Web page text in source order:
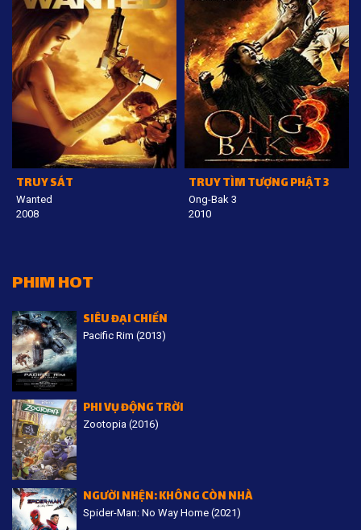
TRUY SÁT
Wanted
2008
TRUY TÌM TƯỢNG PHẬT 3
Ong-Bak 3
2010
PHIM HOT
SIÊU ĐẠI CHIẾN
Pacific Rim (2013)
PHI VỤ ĐỘNG TRỜI
Zootopia (2016)
NGƯỜI NHỆN: KHÔNG CÒN NHÀ
Spider-Man: No Way Home (2021)